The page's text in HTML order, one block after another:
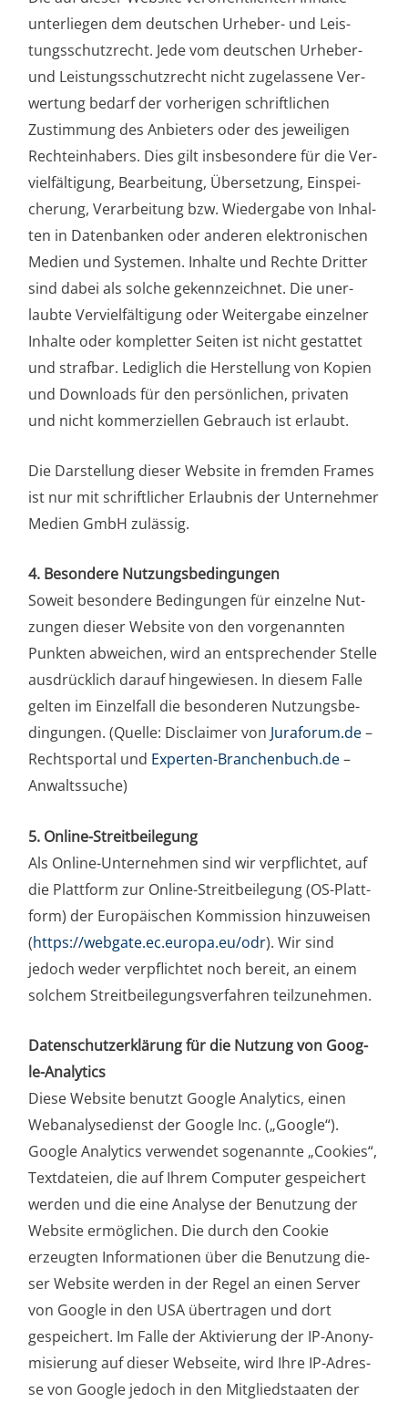
unter­lie­gen dem deut­schen Urhe­ber- und Leis­
tungs­schutz­recht. Jede vom deut­schen Urhe­ber-
und Leis­tungs­schutz­recht nicht zuge­las­se­ne Ver­
wer­tung bedarf der vor­he­ri­gen schrift­li­chen
Zustim­mung des Anbie­ters oder des jewei­li­gen
Rech­te­inha­bers. Dies gilt ins­be­son­de­re für die Ver­
viel­fäl­ti­gung, Bear­bei­tung, Über­set­zung, Ein­spei­
che­rung, Ver­ar­bei­tung bzw. Wie­der­ga­be von Inhal­
ten in Daten­ban­ken oder ande­ren elek­tro­ni­schen
Medi­en und Sys­te­men. Inhal­te und Rech­te Drit­ter
sind dabei als sol­che gekenn­zeich­net. Die uner­
laub­te Ver­viel­fäl­ti­gung oder Wei­ter­ga­be ein­zel­ner
Inhal­te oder kom­plet­ter Sei­ten ist nicht gestat­tet
und straf­bar. Ledig­lich die Her­stel­lung von Kopien
und Down­loads für den per­sön­li­chen, pri­va­ten
und nicht kom­mer­zi­el­len Gebrauch ist erlaubt.
Die Dar­stel­lung die­ser Web­site in frem­den Frames
ist nur mit schrift­li­cher Erlaub­nis der Unter­neh­mer
Medi­en GmbH zulässig.
4. Beson­de­re Nut­zungs­be­din­gun­gen
Soweit beson­de­re Bedin­gun­gen für ein­zel­ne Nut­
zun­gen die­ser Web­site von den vor­ge­nann­ten
Punk­ten abwei­chen, wird an ent­spre­chen­der Stel­le
aus­drück­lich dar­auf hin­ge­wie­sen. In die­sem Fal­le
gel­ten im Ein­zel­fall die beson­de­ren Nut­zungs­be­
din­gun­gen. (Quel­le: Dis­c­lai­mer von Jura​fo​rum​.de–
Recht­s­por­tal und Exper​ten​-Bran​chen​buch​.de–
Anwaltssuche)
5. Online-Streit­bei­le­gung
Als Online-Unter­neh­men sind wir ver­pflich­tet, auf
die Platt­form zur Online-Streit­bei­le­gung (OS-Platt­
form) der Euro­päi­schen Kom­mis­si­on hin­zu­wei­sen
(https://​web​ga​te​.ec​.euro​pa​.eu/​odr). Wir sind
jedoch weder ver­pflich­tet noch bereit, an einem
sol­chem Streit­bei­le­gungs­ver­fah­ren teilzunehmen.
Daten­schutz­er­klä­rung für die Nut­zung von Goog­
le-Ana­ly­tics
Die­se Web­site benutzt Goog­le Ana­ly­tics, einen
Web­ana­ly­se­dienst der Goog­le Inc. („Goog­le“).
Goog­le Ana­ly­tics ver­wen­det soge­nann­te „Coo­kies“,
Text­da­tei­en, die auf Ihrem Com­pu­ter gespei­chert
wer­den und die eine Ana­ly­se der Benut­zung der
Web­site ermög­li­chen. Die durch den Coo­kie
erzeug­ten Infor­ma­tio­nen über die Benut­zung die­
ser Web­site wer­den in der Regel an einen Ser­ver
von Goog­le in den USA über­tra­gen und dort
gespei­chert. Im Fal­le der Akti­vie­rung der IP-Anony­
mi­sie­rung auf die­ser Web­sei­te, wird Ihre IP-Adres­
se von Goog­le jedoch in den Mit­glied­staa­ten der